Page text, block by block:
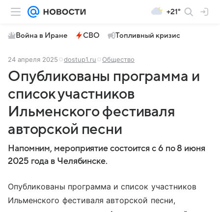
+21°
Война в Иране СВО Топливный кризис
24 апреля 2025 dostup1.ru Общество
Опубликованы программа и
список участников
Ильменского фестиваля
авторской песни
Напомним, мероприятие состоится с 6 по 8 июня
2025 года в Челябинске.
Опубликованы программа и список участников
Ильменского фестиваля авторской песни,